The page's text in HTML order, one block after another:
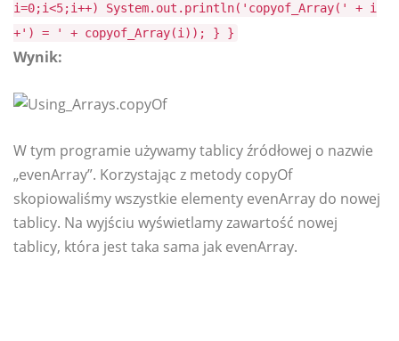
i=0;i<5;i++) System.out.println('copyof_Array(' + i
+') = ' + copyof_Array(i)); } }
Wynik:
W tym programie używamy tablicy źródłowej o nazwie
„evenArray”. Korzystając z metody copyOf
skopiowaliśmy wszystkie elementy evenArray do nowej
tablicy. Na wyjściu wyświetlamy zawartość nowej
tablicy, która jest taka sama jak evenArray.